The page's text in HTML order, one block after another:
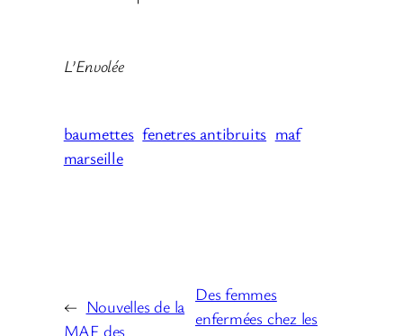
L’Envolée
baumettes fenetres antibruits maf
marseille
← Nouvelles de la
MAF des
Des femmes
enfermées chez les